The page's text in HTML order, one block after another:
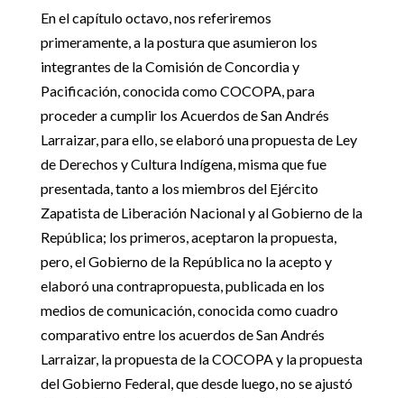
En el capítulo octavo, nos referiremos
primeramente, a la postura que asumieron los
integrantes de la Comisión de Concordia y
Pacificación, conocida como COCOPA, para
proceder a cumplir los Acuerdos de San Andrés
Larraizar, para ello, se elaboró una propuesta de Ley
de Derechos y Cultura Indígena, misma que fue
presentada, tanto a los miembros del Ejército
Zapatista de Liberación Nacional y al Gobierno de la
República; los primeros, aceptaron la propuesta,
pero, el Gobierno de la República no la acepto y
elaboró una contrapropuesta, publicada en los
medios de comunicación, conocida como cuadro
comparativo entre los acuerdos de San Andrés
Larraizar, la propuesta de la COCOPA y la propuesta
del Gobierno Federal, que desde luego, no se ajustó